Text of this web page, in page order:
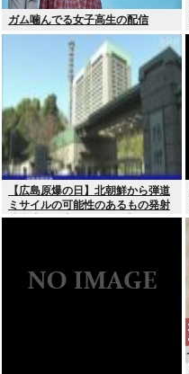
ガム噛んでる女子高生の配信
【広島原爆の日】北朝鮮から弾道
ミサイルの可能性のあるもの発射
防衛省が発表8月6日 17時12分配